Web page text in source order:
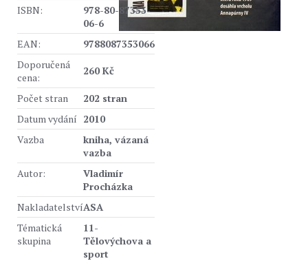
ISBN:
978-80-87353-
06-6
EAN:
9788087353066
Doporučená
cena:
260 Kč
Počet stran
202 stran
Datum vydání 2010
Vazba
kniha, vázaná
vazba
Autor:
Vladimír
Procházka
NakladatelstvíASA
Tématická
skupina
11-
Tělovýchova a
sport